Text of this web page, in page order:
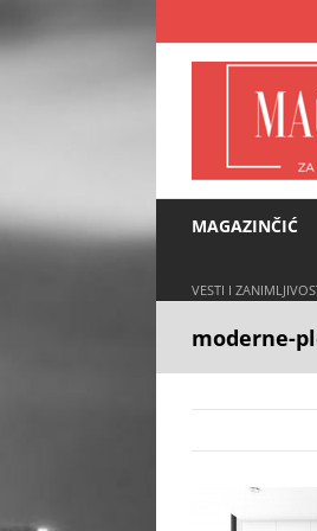
to
content
MAGAZINČIĆ
VESTI I
moderne-